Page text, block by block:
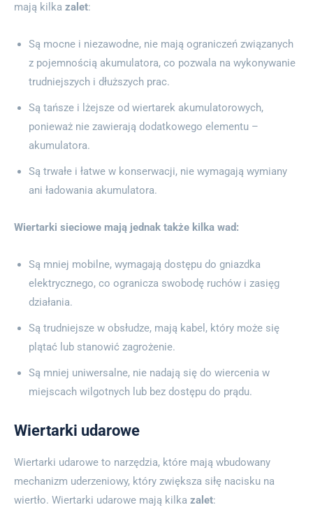
mają kilka zalet:
Są mocne i niezawodne, nie mają ograniczeń związanych
z pojemnością akumulatora, co pozwala na wykonywanie
trudniejszych i dłuższych prac.
Są tańsze i lżejsze od wiertarek akumulatorowych,
ponieważ nie zawierają dodatkowego elementu –
akumulatora.
Są trwałe i łatwe w konserwacji, nie wymagają wymiany
ani ładowania akumulatora.
Wiertarki sieciowe mają jednak także kilka wad:
Są mniej mobilne, wymagają dostępu do gniazdka
elektrycznego, co ogranicza swobodę ruchów i zasięg
działania.
Są trudniejsze w obsłudze, mają kabel, który może się
plątać lub stanowić zagrożenie.
Są mniej uniwersalne, nie nadają się do wiercenia w
miejscach wilgotnych lub bez dostępu do prądu.
Wiertarki udarowe
Wiertarki udarowe to narzędzia, które mają wbudowany
mechanizm uderzeniowy, który zwiększa siłę nacisku na
wiertło. Wiertarki udarowe mają kilka zalet: